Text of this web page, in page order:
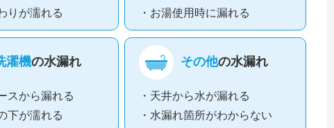
りが濡れる
・お湯使用時に漏れる
濯機の水漏れ
スから漏れる
下が濡れる
その他の水漏れ
・天井から水が漏れる
・水漏れ箇所がわからない